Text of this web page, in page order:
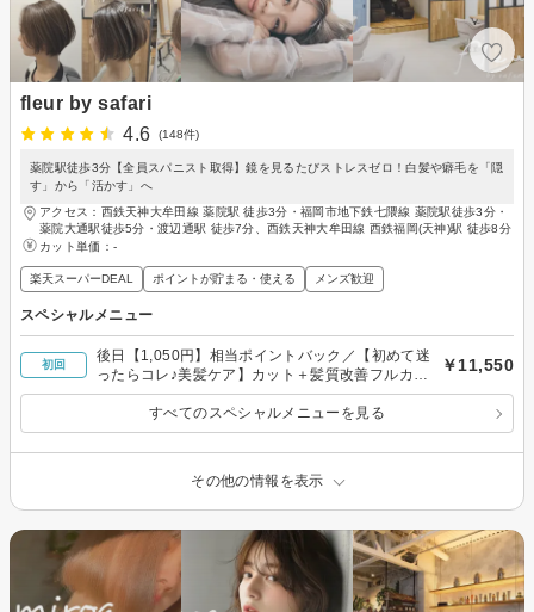
fleur by safari
4.6
(148件)
薬院駅徒歩3分【全員スパニスト取得】鏡を見るたびストレスゼロ！白髪や癖毛を「隠
す」から「活かす」へ
アクセス：西鉄天神大牟田線 薬院駅 徒歩3分・福岡市地下鉄七隈線 薬院駅徒歩3分・
薬院大通駅徒歩5分・渡辺通駅 徒歩7分、西鉄天神大牟田線 西鉄福岡(天神)駅 徒歩8分
カット単価： -
楽天スーパーDEAL ポイントが貯まる・使える メンズ歓迎
スペシャルメニュー
初回
後日【1,050円】相当ポイントバック／【初めて迷
ったらコレ♪美髪ケア】カット＋髪質改善フルカラ
ー＋選べるケアTR or 泡スパ
￥11,550
すべてのスペシャルメニューを見る
その他の情報を表示